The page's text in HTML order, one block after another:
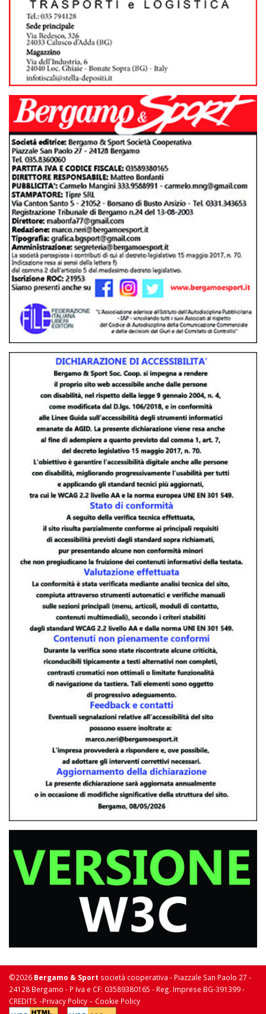
©2026 Bergamo & Sport società cooperativa - Piazzale San Paolo 27 -
24128 Bergamo - P Iva e CF: 03589380165 - Reg. Imprese BG-391399 -
CREDITS -Privacy Policy - Cookie Policy